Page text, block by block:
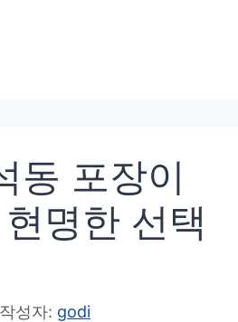
동 포장이
명한 선택
작성자: godi